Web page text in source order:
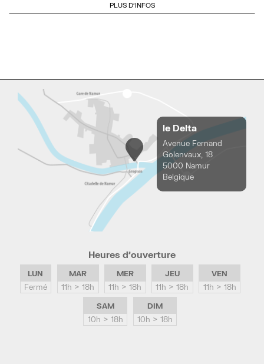
PLUS D'INFOS
le Delta
Avenue Fernand
Golenvaux, 18
5000 Namur
Belgique
Heures d’ouverture
LUN
Fermé
MAR
11h > 18h
MER
11h > 18h
JEU
11h > 18h
VEN
11h > 18h
SAM
10h > 18h
DIM
10h > 18h